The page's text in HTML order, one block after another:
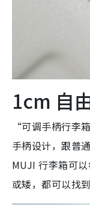
1cm 自
“可调手柄行李
手柄设计，跟普
MUJI 行李箱可
或矮，都可以找